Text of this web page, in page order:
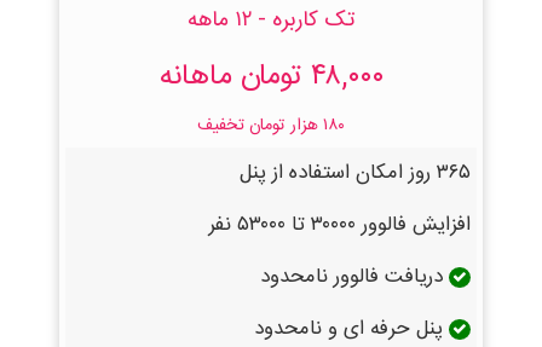
تک کاربره - ۱۲ ماهه
۴۸,۰۰۰ تومان ماهانه
۱۸۰ هزار تومان تخفیف
۳۶۵ روز امکان استفاده از پنل
افزایش فالوور ۳۰۰۰۰ تا ۵۳۰۰۰ نفر
دریافت فالوور نامحدود
پنل حرفه ای و نامحدود